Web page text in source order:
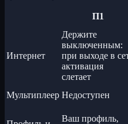
П1
Интернет
Держите
выключенным:
при выходе в
активация
слетает
Мультиплеер Недоступен
Ваш профиль,